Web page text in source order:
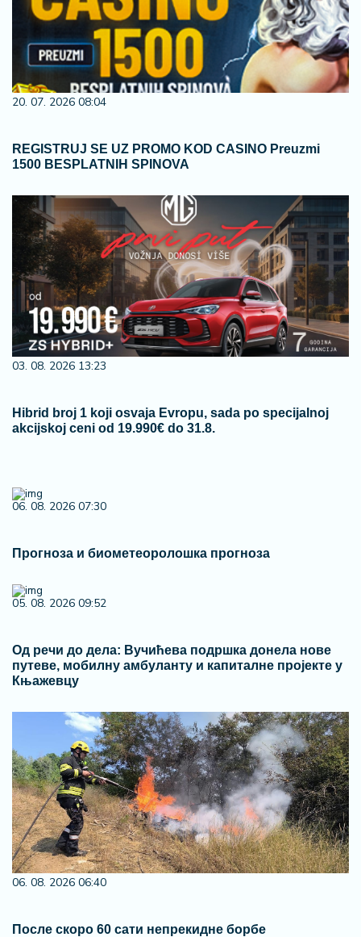
20. 07. 2026 08:04
REGISTRUJ SE UZ PROMO KOD CASINO Preuzmi
1500 BESPLATNIH SPINOVA
03. 08. 2026 13:23
Hibrid broj 1 koji osvaja Evropu, sada po specijalnoj
akcijskoj ceni od 19.990€ do 31.8.
06. 08. 2026 07:30
Прогноза и биометеоролошка прогноза
05. 08. 2026 09:52
Од речи до дела: Вучићева подршка донела нове
путеве, мобилну амбуланту и капиталне пројекте у
Књажевцу
06. 08. 2026 06:40
После скоро 60 сати непрекидне борбе